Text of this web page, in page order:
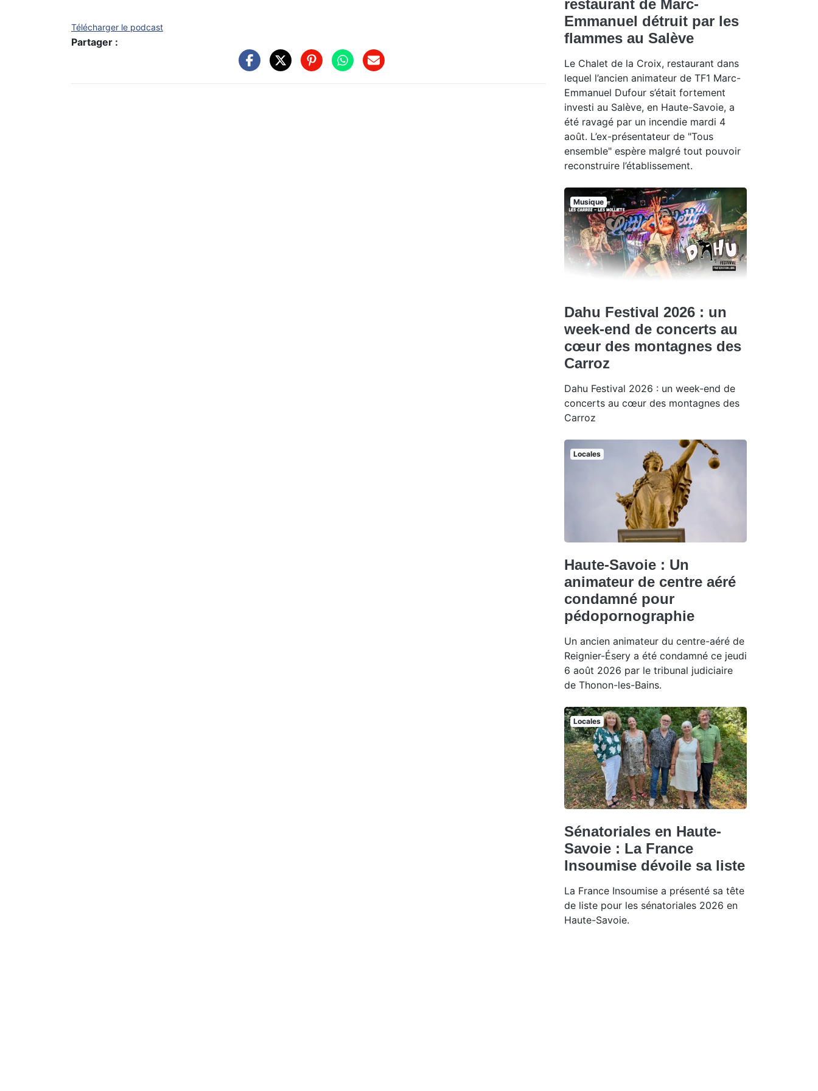
Télécharger le podcast
Partager :
restaurant de Marc-
Emmanuel détruit par les
flammes au Salève
Le Chalet de la Croix, restaurant dans
lequel l’ancien animateur de TF1 Marc-
Emmanuel Dufour s’était fortement
investi au Salève, en Haute-Savoie, a
été ravagé par un incendie mardi 4
août. L’ex-présentateur de "Tous
ensemble" espère malgré tout pouvoir
reconstruire l’établissement.
Musique
Dahu Festival 2026 : un
week-end de concerts au
cœur des montagnes des
Carroz
Dahu Festival 2026 : un week-end de
concerts au cœur des montagnes des
Carroz
Locales
Haute-Savoie : Un
animateur de centre aéré
condamné pour
pédopornographie
Un ancien animateur du centre-aéré de
Reignier-Ésery a été condamné ce jeudi
6 août 2026 par le tribunal judiciaire
de Thonon-les-Bains.
Locales
Sénatoriales en Haute-
Savoie : La France
Insoumise dévoile sa liste
La France Insoumise a présenté sa tête
de liste pour les sénatoriales 2026 en
Haute-Savoie.